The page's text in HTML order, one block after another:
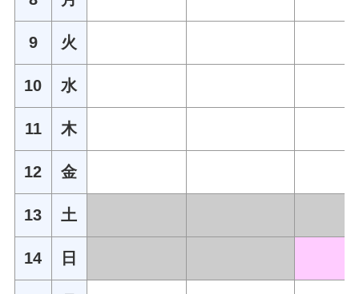
9 火
10 水
11 木
12 金
13 土
14 日